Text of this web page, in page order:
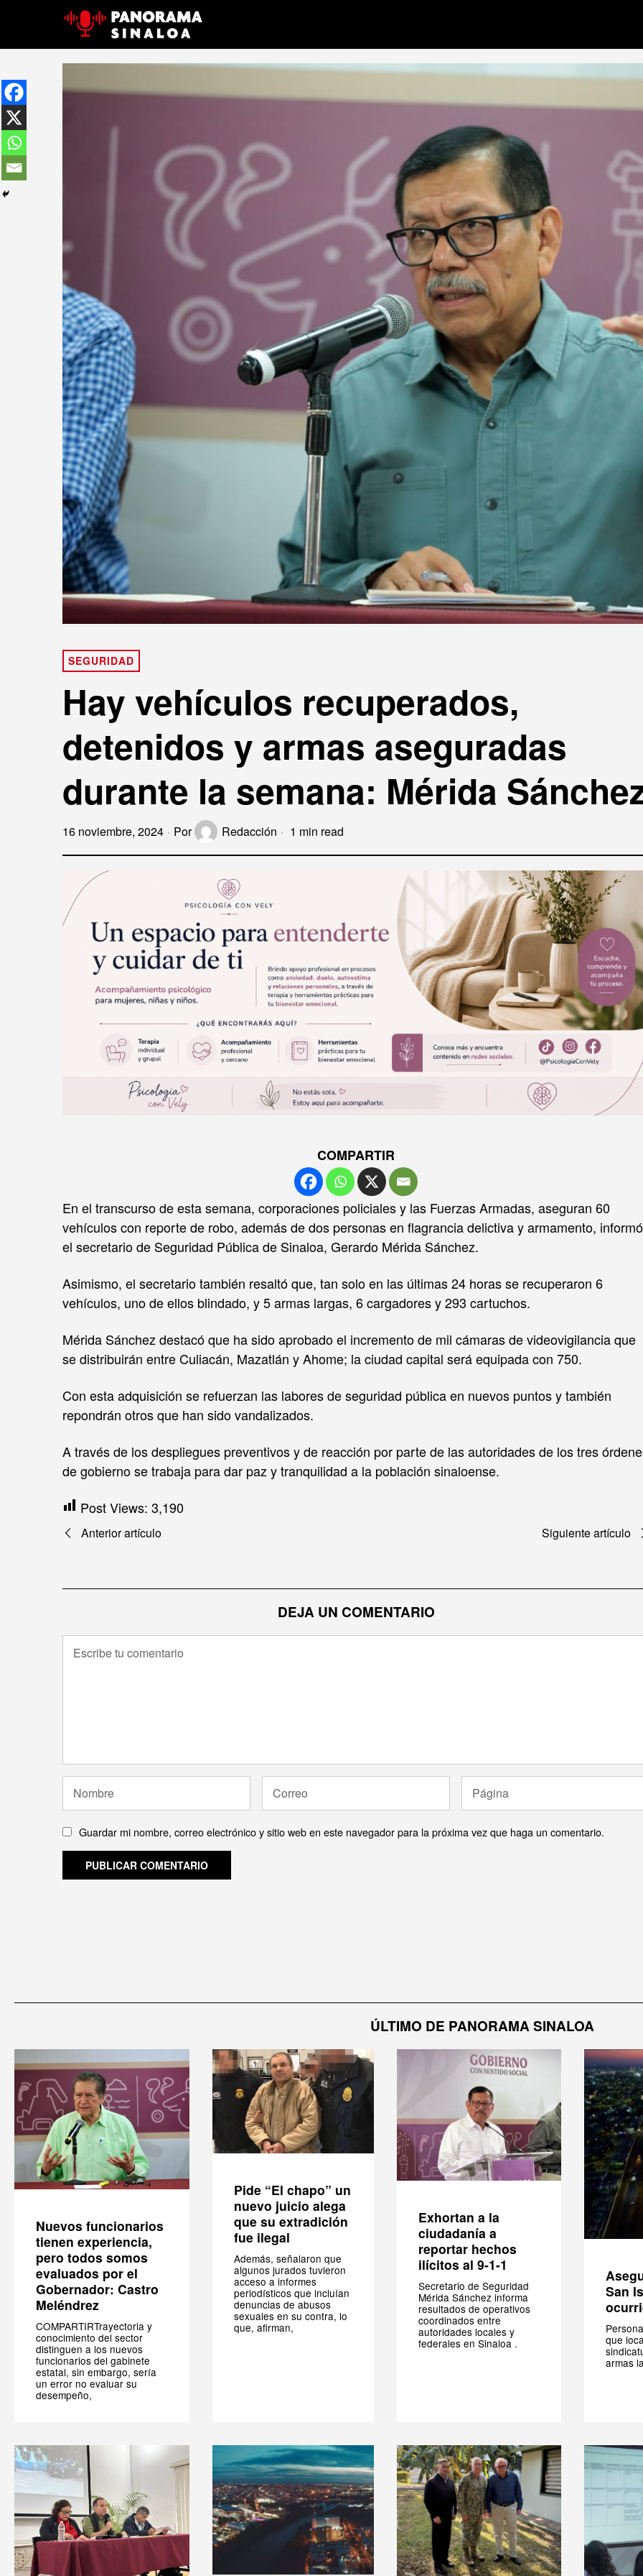
SEGURIDAD
Hay vehículos recuperados,
detenidos y armas aseguradas
durante la semana: Mérida
16 noviembre, 2024 Por Redacción 1 min read
COMPARTIR
En el transcurso de esta semana, corporaciones policiales y las Fuerzas Armadas, aseguran 60
vehículos con reporte de robo, además de dos personas en flagrancia delictiva y armamento, informó
el secretario de Seguridad Pública de Sinaloa, Gerardo Mérida Sánchez.
Asimismo, el secretario también resaltó que, tan solo en las últimas 24 horas se recuperaron 6
vehículos, uno de ellos blindado, y 5 armas largas, 6 cargadores y 293 cartuchos.
Mérida Sánchez destacó que ha sido aprobado el incremento de mil cámaras de videovigilancia que
se distribuirán entre Culiacán, Mazatlán y Ahome; la ciudad capital será equipada con 750.
Con esta adquisición se refuerzan las labores de seguridad pública en nuevos puntos y también
repondrán otros que han sido vandalizados.
A través de los despliegues preventivos y de reacción por parte de las autoridades de los tres
de gobierno se trabaja para dar paz y tranquilidad a la población sinaloense.
Post Views: 3,190
Navegación
entradas
Anterior artículo Siguiente artículo
DEJA UN COMENTARIO
Guardar mi nombre, correo electrónico y sitio web en este navegador para la próxima vez que haga un comentario.
ÚLTIMO DE PANORAMA SINALOA
Nuevos funcionarios
tienen experiencia,
pero todos somos
evaluados por el
Gobernador: Castro
Meléndrez
COMPARTIRTrayectoria y
conocimiento del sector
distinguen a los nuevos
funcionarios del gabinete
estatal, sin embargo, sería
un error no evaluar su
desempeño,
Pide “El chapo” un
nuevo juicio alega
que su extradición
fue ilegal
Además, señalaron que
algunos jurados tuvieron
acceso a informes
periodísticos que incluían
denuncias de abusos
sexuales en su contra, lo
que, afirman,
Exhortan a la
ciudadanía a
reportar hechos
ilícitos al 9-1-1
Secretario de Seguridad
Mérida Sánchez informa
resultados de operativos
coordinados entre
autoridades locales y
federales en Sinaloa .
San
que
armas